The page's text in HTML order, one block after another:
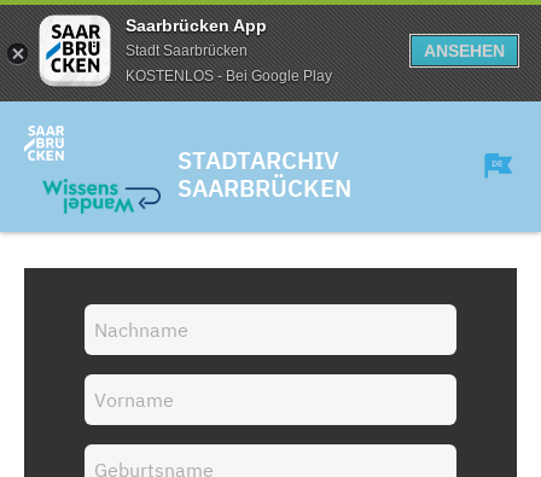
Saarbrücken App
Stadt Saarbrücken
KOSTENLOS - Bei Google Play
ANSEHEN
STADTARCHIV
SAARBRÜCKEN